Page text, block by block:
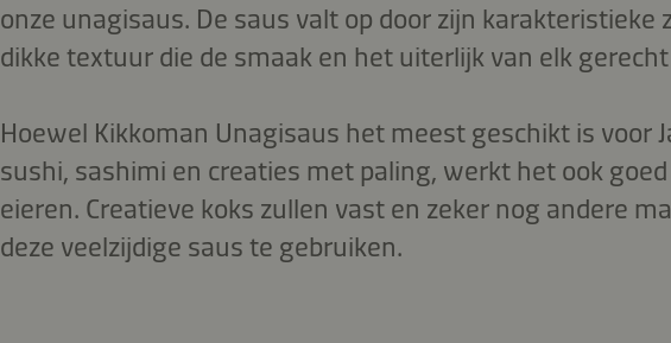
onze unagisaus. De saus valt op door zijn karakteristieke
dikke textuur die de smaak en het uiterlijk van elk
Hoewel Kikkoman Unagisaus het meest geschikt is voor
sushi, sashimi en creaties met paling, werkt het ook
eieren. Creatieve koks zullen vast en zeker nog andere
deze veelzijdige saus te gebruiken.